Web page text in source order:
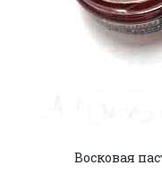
Восковая